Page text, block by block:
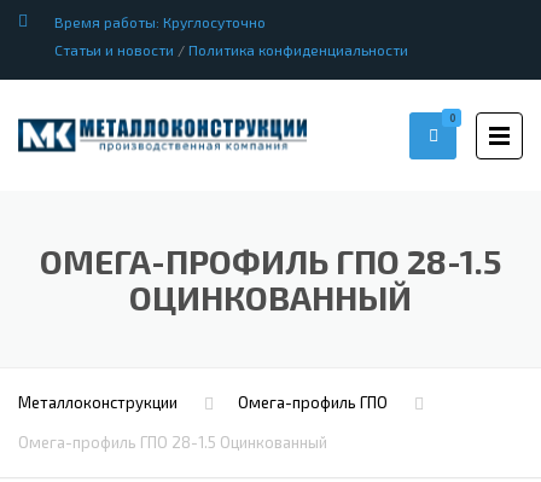
Время работы: Круглосуточно
Статьи и новости / Политика конфиденциальности
0
ОМЕГА-ПРОФИЛЬ ГПО 28-1.5
ОЦИНКОВАННЫЙ
Металлоконструкции Омега-профиль ГПО
Омега-профиль ГПО 28-1.5 Оцинкованный